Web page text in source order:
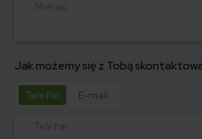
Miesiąc
Jak możemy się z Tobą
Telefon E-mail
Telefon